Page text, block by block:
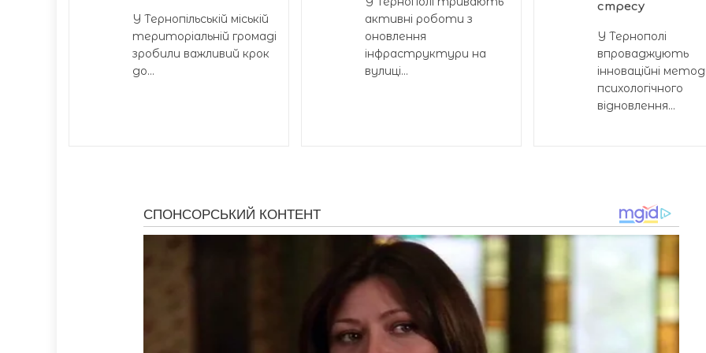
У Тернопільській міській
територіальній громаді
зробили важливий крок
до...
активні роботи з
оновлення
інфраструктури на
вулиці...
стресу
У Тернополі
впроваджують
інноваційні
психологічного
відновлення...